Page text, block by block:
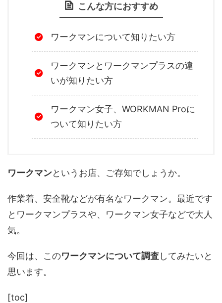
こんな方におすすめ
ワークマンについて知りたい方
ワークマンとワークマンプラスの違
いが知りたい方
ワークマン女子、WORKMAN Proに
ついて知りたい方
ワークマンというお店、ご存知でしょうか。
作業着、安全靴などが有名なワークマン。最近です
とワークマンプラスや、ワークマン女子などで大人
気。
今回は、このワークマンについて調査してみたいと
思います。
[toc]